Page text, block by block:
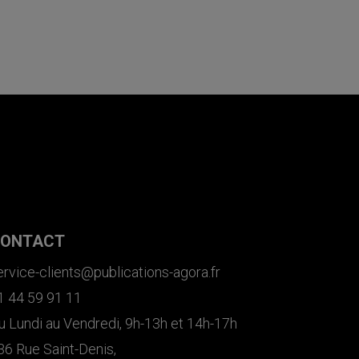
clients@publications-agora.fr
44 59 91 11
Lundi au Vendredi, 9h-13h et 14h-17h
Rue Saint-Denis,